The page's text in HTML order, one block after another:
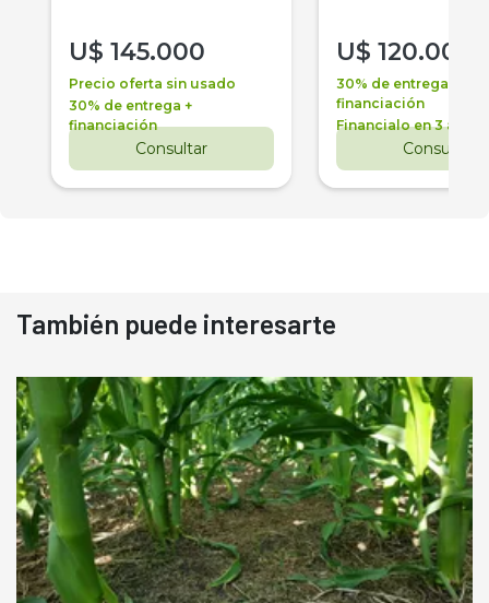
U$ 145.000
Precio oferta sin usado
30% de entrega +
financiación
Consultar
U$ 120.000
30% de entrega +
financiación
Financialo en 3 años
Consultar
También puede interesarte